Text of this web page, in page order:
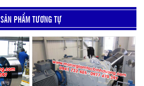
SẢN PHẨM TƯƠNG TỰ